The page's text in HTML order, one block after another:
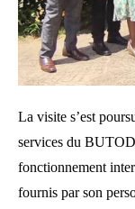
La visite s’est
services du
fonctionnement
fournis par son